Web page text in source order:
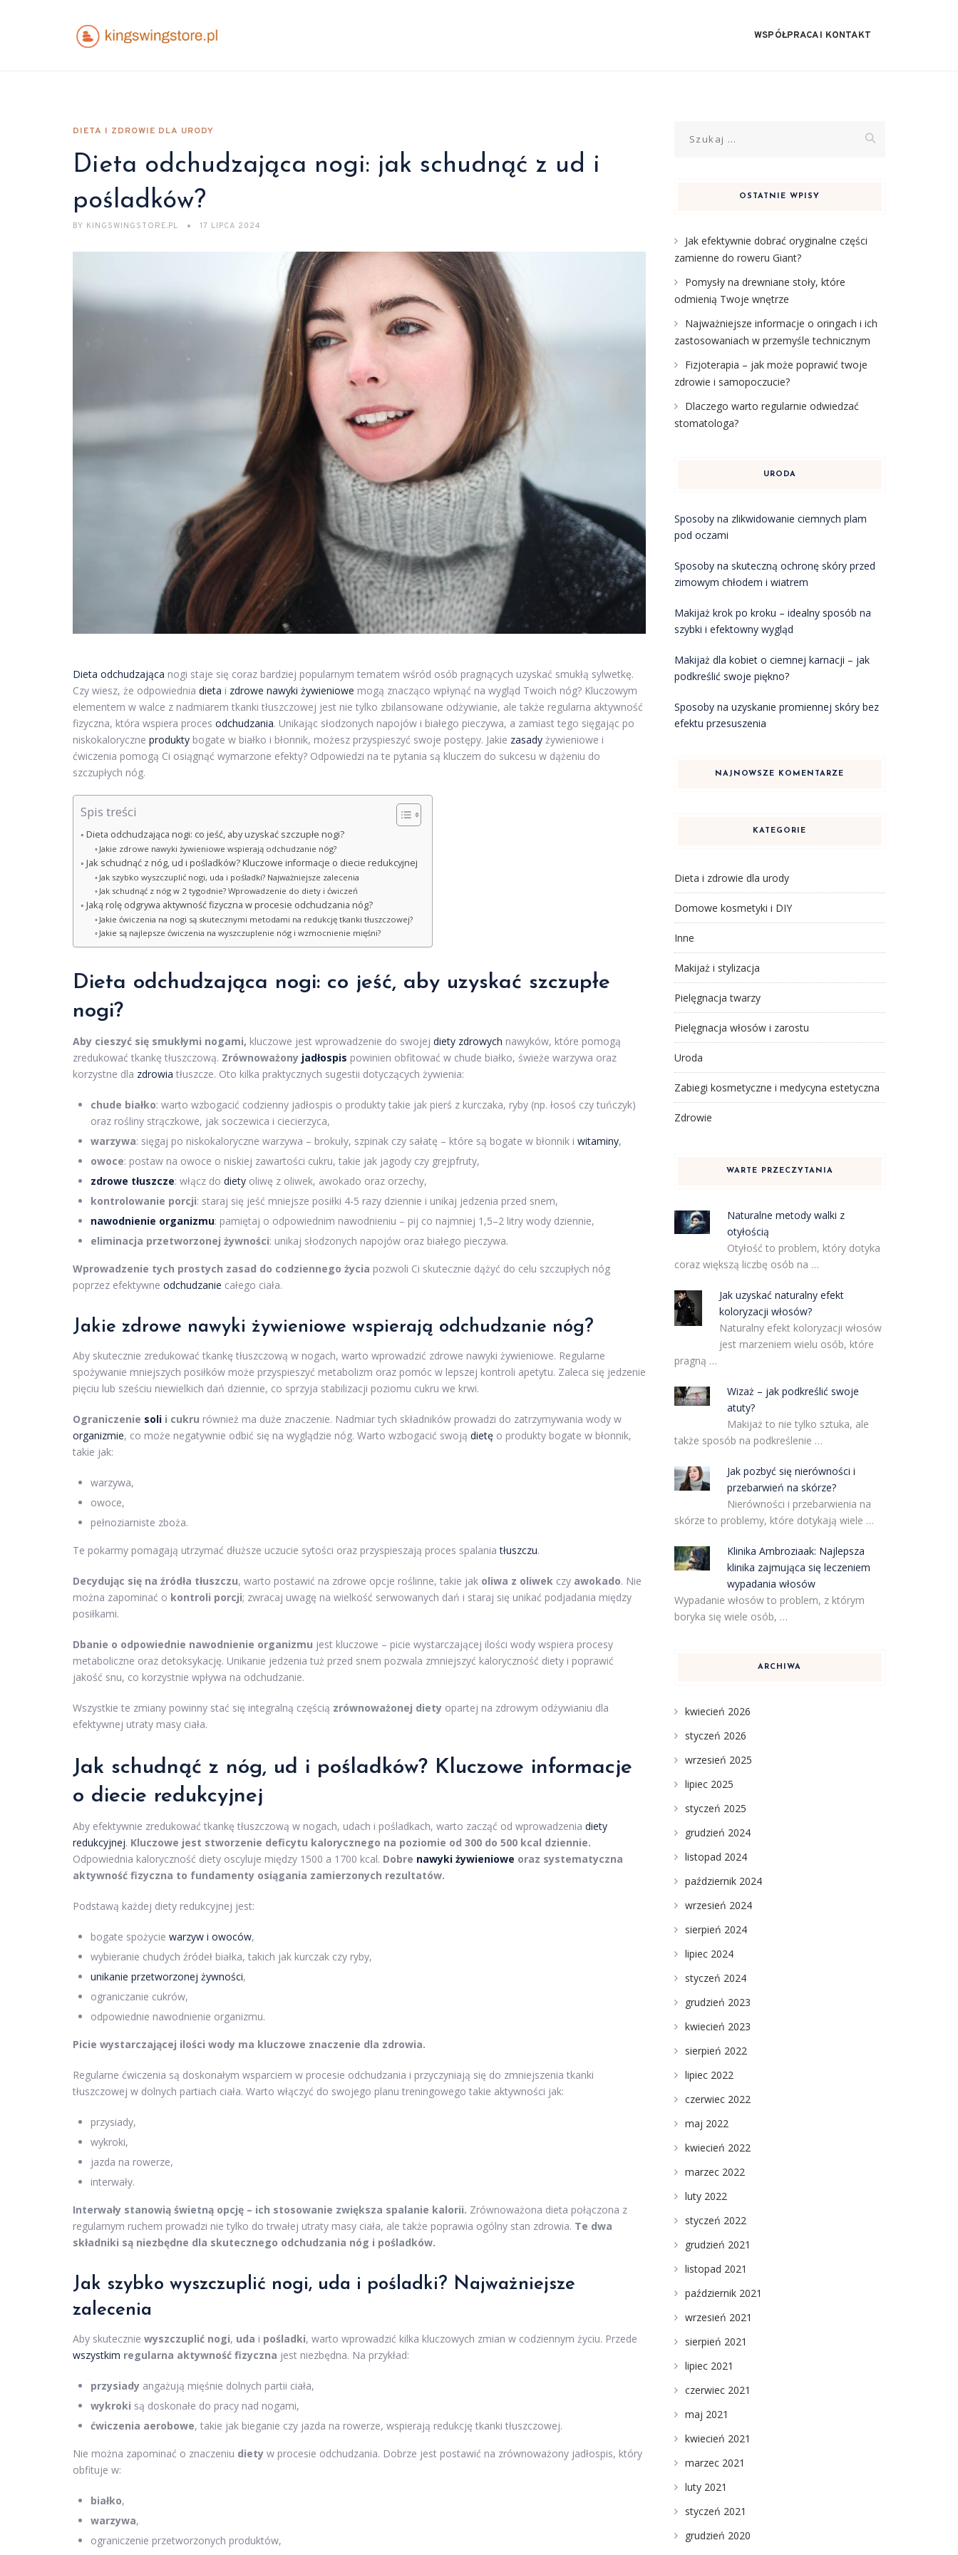
WSPÓŁPRACA I KONTAKT
DIETA I ZDROWIE DLA URODY
Dieta odchudzająca nogi: jak schudnąć z ud i
pośladków?
BY KINGSWINGSTORE.PL 17 LIPCA 2024
Dieta odchudzająca nogi staje się coraz bardziej popularnym tematem wśród osób pragnących uzyskać smukłą sylwetkę.
Czy wiesz, że odpowiednia dieta i zdrowe nawyki żywieniowe mogą znacząco wpłynąć na wygląd Twoich nóg? Kluczowym
elementem w walce z nadmiarem tkanki tłuszczowej jest nie tylko zbilansowane odżywianie, ale także regularna aktywność
fizyczna, która wspiera proces odchudzania. Unikając słodzonych napojów i białego pieczywa, a zamiast tego sięgając po
niskokaloryczne produkty bogate w białko i błonnik, możesz przyspieszyć swoje postępy. Jakie zasady żywieniowe i
ćwiczenia pomogą Ci osiągnąć wymarzone efekty? Odpowiedzi na te pytania są kluczem do sukcesu w dążeniu do
szczupłych nóg.
Spis treści
Dieta odchudzająca nogi: co jeść, aby uzyskać szczupłe nogi?
Jakie zdrowe nawyki żywieniowe wspierają odchudzanie nóg?
Jak schudnąć z nóg, ud i pośladków? Kluczowe informacje o diecie redukcyjnej
Jak szybko wyszczuplić nogi, uda i pośladki? Najważniejsze zalecenia
Jak schudnąć z nóg w 2 tygodnie? Wprowadzenie do diety i ćwiczeń
Jaką rolę odgrywa aktywność fizyczna w procesie odchudzania nóg?
Jakie ćwiczenia na nogi są skutecznymi metodami na redukcję tkanki tłuszczowej?
Jakie są najlepsze ćwiczenia na wyszczuplenie nóg i wzmocnienie mięśni?
Dieta odchudzająca nogi: co jeść, aby uzyskać szczupłe
nogi?
Aby cieszyć się smukłymi nogami, kluczowe jest wprowadzenie do swojej diety zdrowych nawyków, które pomogą
zredukować tkankę tłuszczową. Zrównoważony jadłospis powinien obfitować w chude białko, świeże warzywa oraz
korzystne dla zdrowia tłuszcze. Oto kilka praktycznych sugestii dotyczących żywienia:
chude białko: warto wzbogacić codzienny jadłospis o produkty takie jak pierś z kurczaka, ryby (np. łosoś czy tuńczyk)
oraz rośliny strączkowe, jak soczewica i ciecierzyca,
warzywa: sięgaj po niskokaloryczne warzywa – brokuły, szpinak czy sałatę – które są bogate w błonnik i witaminy,
owoce: postaw na owoce o niskiej zawartości cukru, takie jak jagody czy grejpfruty,
zdrowe tłuszcze: włącz do diety oliwę z oliwek, awokado oraz orzechy,
kontrolowanie porcji: staraj się jeść mniejsze posiłki 4-5 razy dziennie i unikaj jedzenia przed snem,
nawodnienie organizmu: pamiętaj o odpowiednim nawodnieniu – pij co najmniej 1,5–2 litry wody dziennie,
eliminacja przetworzonej żywności: unikaj słodzonych napojów oraz białego pieczywa.
Wprowadzenie tych prostych zasad do codziennego życia pozwoli Ci skutecznie dążyć do celu szczupłych nóg
poprzez efektywne odchudzanie całego ciała.
Jakie zdrowe nawyki żywieniowe wspierają odchudzanie nóg?
Aby skutecznie zredukować tkankę tłuszczową w nogach, warto wprowadzić zdrowe nawyki żywieniowe. Regularne
spożywanie mniejszych posiłków może przyspieszyć metabolizm oraz pomóc w lepszej kontroli apetytu. Zaleca się jedzenie
pięciu lub sześciu niewielkich dań dziennie, co sprzyja stabilizacji poziomu cukru we krwi.
Ograniczenie soli i cukru również ma duże znaczenie. Nadmiar tych składników prowadzi do zatrzymywania wody w
organizmie, co może negatywnie odbić się na wyglądzie nóg. Warto wzbogacić swoją dietę o produkty bogate w błonnik,
takie jak:
warzywa,
owoce,
pełnoziarniste zboża.
Te pokarmy pomagają utrzymać dłuższe uczucie sytości oraz przyspieszają proces spalaniatłuszczu.
Decydując się na źródła tłuszczu, warto postawić na zdrowe opcje roślinne, takie jak oliwa z oliwek czy awokado. Nie
można zapominać o kontroli porcji; zwracaj uwagę na wielkość serwowanych dań i staraj się unikać podjadania między
posiłkami.
Dbanie o odpowiednie nawodnienie organizmu jest kluczowe – picie wystarczającej ilości wody wspiera procesy
metaboliczne oraz detoksykację. Unikanie jedzenia tuż przed snem pozwala zmniejszyć kaloryczność diety i poprawić
jakość snu, co korzystnie wpływa na odchudzanie.
Wszystkie te zmiany powinny stać się integralną częścią zrównoważonej diety opartej na zdrowym odżywianiu dla
efektywnej utraty masy ciała.
Jak schudnąć z nóg, ud i pośladków? Kluczowe informacje
o diecie redukcyjnej
Aby efektywnie zredukować tkankę tłuszczową w nogach, udach i pośladkach, warto zacząć od wprowadzenia diety
redukcyjnej. Kluczowe jest stworzenie deficytu kalorycznego na poziomie od 300 do 500 kcal dziennie.
Odpowiednia kaloryczność diety oscyluje między 1500 a 1700 kcal. Dobre nawyki żywieniowe oraz systematyczna
aktywność fizyczna to fundamenty osiągania zamierzonych rezultatów.
Podstawą każdej diety redukcyjnej jest:
bogate spożycie warzyw i owoców,
wybieranie chudych źródeł białka, takich jak kurczak czy ryby,
unikanie przetworzonej żywności,
ograniczanie cukrów,
odpowiednie nawodnienie organizmu.
Picie wystarczającej ilości wody ma kluczowe znaczenie dla zdrowia.
Regularne ćwiczenia są doskonałym wsparciem w procesie odchudzania i przyczyniają się do zmniejszenia tkanki
tłuszczowej w dolnych partiach ciała. Warto włączyć do swojego planu treningowego takie aktywności jak:
przysiady,
wykroki,
jazda na rowerze,
interwały.
Interwały stanowią świetną opcję – ich stosowanie zwiększa spalanie kalorii. Zrównoważona dieta połączona z
regularnym ruchem prowadzi nie tylko do trwałej utraty masy ciała, ale także poprawia ogólny stan zdrowia. Te dwa
składniki są niezbędne dla skutecznego odchudzania nóg i pośladków.
Jak szybko wyszczuplić nogi, uda i pośladki? Najważniejsze
zalecenia
Aby skutecznie wyszczuplić nogi, uda i pośladki, warto wprowadzić kilka kluczowych zmian w codziennym życiu. Przede
wszystkim regularna aktywność fizyczna jest niezbędna. Na przykład:
przysiady angażują mięśnie dolnych partii ciała,
wykroki są doskonałe do pracy nad nogami,
ćwiczenia aerobowe, takie jak bieganie czy jazda na rowerze, wspierają redukcję tkanki tłuszczowej.
Nie można zapominać o znaczeniu diety w procesie odchudzania. Dobrze jest postawić na zrównoważony jadłospis, który
obfituje w:
białko,
warzywa,
ograniczenie przetworzonych produktów,
OSTATNIE WPISY
Jak efektywnie dobrać oryginalne części
zamienne do roweru Giant?
Pomysły na drewniane stoły, które
odmienią Twoje wnętrze
Najważniejsze informacje o oringach i ich
zastosowaniach w przemyśle technicznym
Fizjoterapia – jak może poprawić twoje
zdrowie i samopoczucie?
Dlaczego warto regularnie odwiedzać
stomatologa?
URODA
Sposoby na zlikwidowanie ciemnych plam
pod oczami
Sposoby na skuteczną ochronę skóry przed
zimowym chłodem i wiatrem
Makijaż krok po kroku – idealny sposób na
szybki i efektowny wygląd
Makijaż dla kobiet o ciemnej karnacji – jak
podkreślić swoje piękno?
Sposoby na uzyskanie promiennej skóry bez
efektu przesuszenia
NAJNOWSZE KOMENTARZE
KATEGORIE
Dieta i zdrowie dla urody
Domowe kosmetyki i DIY
Inne
Makijaż i stylizacja
Pielęgnacja twarzy
Pielęgnacja włosów i zarostu
Uroda
Zabiegi kosmetyczne i medycyna estetyczna
Zdrowie
WARTE PRZECZYTANIA
Naturalne metody walki z
otyłością
Otyłość to problem, który dotyka
coraz większą liczbę osób na …
Jak uzyskać naturalny efekt
koloryzacji włosów?
Naturalny efekt koloryzacji włosów
jest marzeniem wielu osób, które
pragną …
Wizaż – jak podkreślić swoje
atuty?
Makijaż to nie tylko sztuka, ale
także sposób na podkreślenie …
Jak pozbyć się nierówności i
przebarwień na skórze?
Nierówności i przebarwienia na
skórze to problemy, które dotykają wiele …
Klinika Ambroziaak: Najlepsza
klinika zajmująca się leczeniem
wypadania włosów
Wypadanie włosów to problem, z którym
boryka się wiele osób, …
ARCHIWA
kwiecień 2026
styczeń 2026
wrzesień 2025
lipiec 2025
styczeń 2025
grudzień 2024
listopad 2024
październik 2024
wrzesień 2024
sierpień 2024
lipiec 2024
styczeń 2024
grudzień 2023
kwiecień 2023
sierpień 2022
lipiec 2022
czerwiec 2022
maj 2022
kwiecień 2022
marzec 2022
luty 2022
styczeń 2022
grudzień 2021
listopad 2021
październik 2021
wrzesień 2021
sierpień 2021
lipiec 2021
czerwiec 2021
maj 2021
kwiecień 2021
marzec 2021
luty 2021
styczeń 2021
grudzień 2020